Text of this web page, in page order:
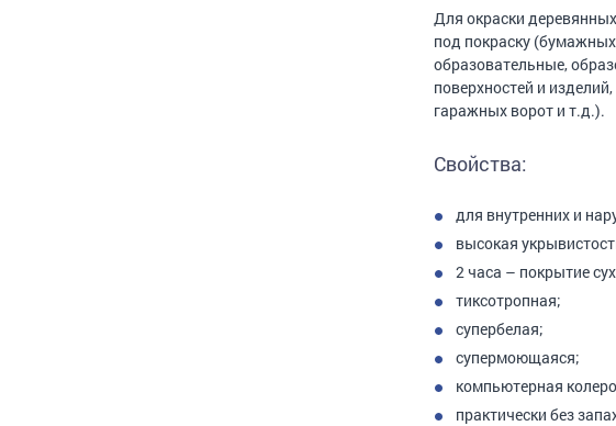
Для окраски
под покраску
образовательные,
поверхностей и
гаражных ворот и т.д.).
Свойства:
для внутренних и
высокая
2 часа – покрытие
тиксотропная;
супербелая;
супермоющаяся;
компьютерная
практически без